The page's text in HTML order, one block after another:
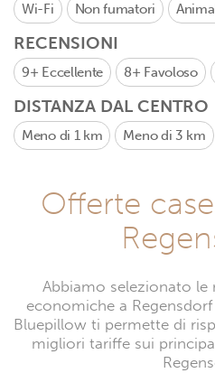
Wi-Fi Non fumatori
RECENSIONI
9+ Eccellente 8+ Favoloso
DISTANZA DAL CENTRO
Meno di 1 km Meno di 3 km
Offerte
Abbiamo selezionato le
economiche a
Bluepillow ti permette di
migliori tariffe sui